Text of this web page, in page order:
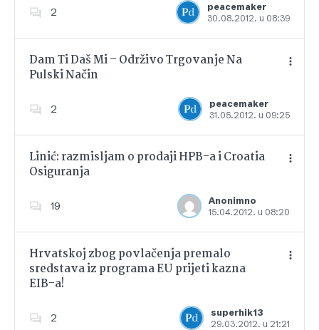
2
peacemaker
30.08.2012. u 08:39
Dodajte u favorite
Dam Ti Daš Mi – Održivo Trgovanje Na
Pulski Način
2
peacemaker
31.05.2012. u 09:25
Dodajte u favorite
Linić: razmisljam o prodaji HPB-a i Croatia
Osiguranja
19
Anonimno
15.04.2012. u 08:20
Dodajte u favorite
Hrvatskoj zbog povlačenja premalo
sredstava iz programa EU prijeti kazna
EIB-a!
2
superhik13
29.03.2012. u 21:21